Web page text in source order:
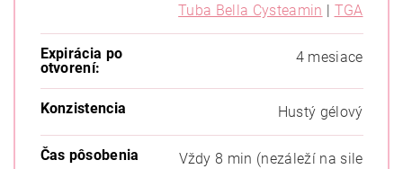
Tuba Bella Cysteamin | TGA
Expirácia po
otvorení:
4 mesiace
Konzistencia Hustý gélový
Čas pôsobenia
Vždy 8 min (nezáleží na sile